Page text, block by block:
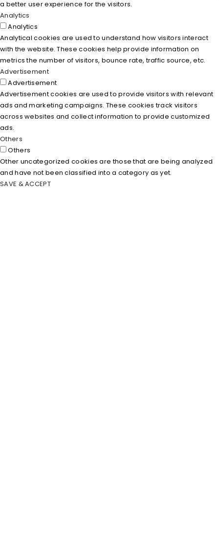
a better user experience for the visitors.
Analytics
Analytics
Analytical cookies are used to understand how visitors interact
with the website. These cookies help provide information on
metrics the number of visitors, bounce rate, traffic source, etc.
Advertisement
Advertisement
Advertisement cookies are used to provide visitors with relevant
ads and marketing campaigns. These cookies track visitors
across websites and collect information to provide customized
ads.
Others
Others
Other uncategorized cookies are those that are being analyzed
and have not been classified into a category as yet.
SAVE & ACCEPT